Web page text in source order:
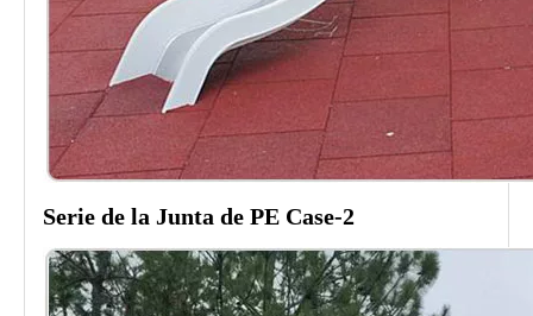
Serie de la Junta de PE Case-2